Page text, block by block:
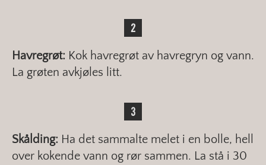
Havregrøt: Kok havregrøt av havregryn og vann.
La grøten avkjøles litt.
Skålding: Ha det sammalte melet i en bolle, hell
over kokende vann og rør sammen. La stå i 30